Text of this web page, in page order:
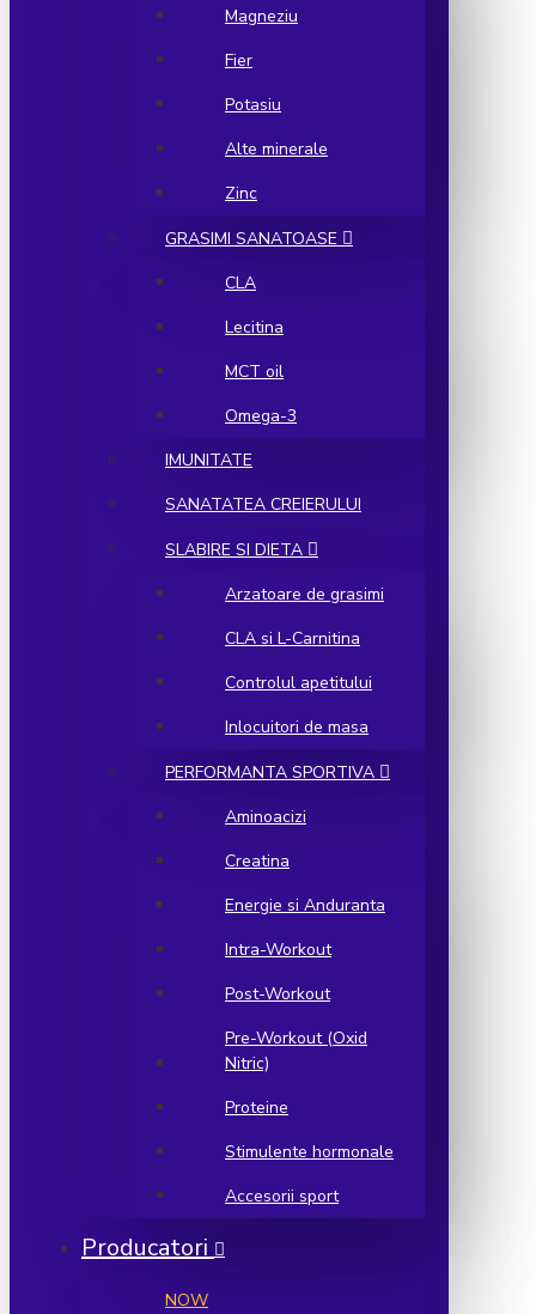
Magneziu
Fier
Potasiu
Alte minerale
Zinc
GRASIMI SANATOASE
CLA
Lecitina
MCT oil
Omega-3
IMUNITATE
SANATATEA CREIERULUI
SLABIRE SI DIETA
Arzatoare de grasimi
CLA si L-Carnitina
Controlul apetitului
Inlocuitori de masa
PERFORMANTA SPORTIVA
Aminoacizi
Creatina
Energie si Anduranta
Intra-Workout
Post-Workout
Pre-Workout (Oxid
Nitric)
Proteine
Stimulente hormonale
Accesorii sport
Producatori
NOW